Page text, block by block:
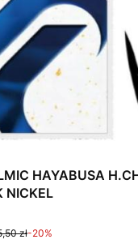
HAYABUSA
NICKEL
zł-20%